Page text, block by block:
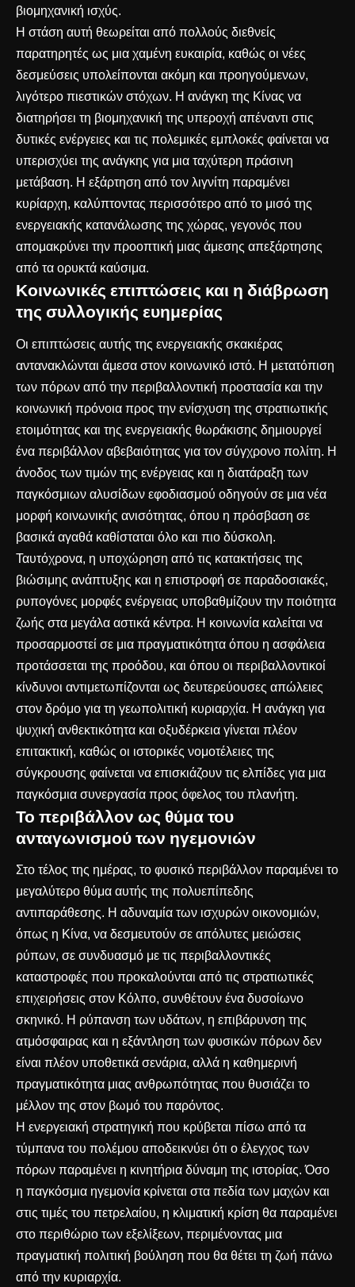
βιομηχανική ισχύς.
Η στάση αυτή θεωρείται από πολλούς διεθνείς
παρατηρητές ως μια χαμένη ευκαιρία, καθώς οι νέες
δεσμεύσεις υπολείπονται ακόμη και προηγούμενων,
λιγότερο πιεστικών στόχων. Η ανάγκη της Κίνας να
διατηρήσει τη βιομηχανική της υπεροχή απέναντι στις
δυτικές ενέργειες και τις πολεμικές εμπλοκές φαίνεται να
υπερισχύει της ανάγκης για μια ταχύτερη πράσινη
μετάβαση. Η εξάρτηση από τον λιγνίτη παραμένει
κυρίαρχη, καλύπτοντας περισσότερο από το μισό της
ενεργειακής κατανάλωσης της χώρας, γεγονός που
απομακρύνει την προοπτική μιας άμεσης απεξάρτησης
από τα ορυκτά καύσιμα.
Κοινωνικές επιπτώσεις και η διάβρωση
της συλλογικής ευημερίας
Οι επιπτώσεις αυτής της ενεργειακής σκακιέρας
αντανακλώνται άμεσα στον κοινωνικό ιστό. Η μετατόπιση
των πόρων από την περιβαλλοντική προστασία και την
κοινωνική πρόνοια προς την ενίσχυση της στρατιωτικής
ετοιμότητας και της ενεργειακής θωράκισης δημιουργεί
ένα περιβάλλον αβεβαιότητας για τον σύγχρονο πολίτη. Η
άνοδος των τιμών της ενέργειας και η διατάραξη των
παγκόσμιων αλυσίδων εφοδιασμού οδηγούν σε μια νέα
μορφή κοινωνικής ανισότητας, όπου η πρόσβαση σε
βασικά αγαθά καθίσταται όλο και πιο δύσκολη.
Ταυτόχρονα, η υποχώρηση από τις κατακτήσεις της
βιώσιμης ανάπτυξης και η επιστροφή σε παραδοσιακές,
ρυπογόνες μορφές ενέργειας υποβαθμίζουν την ποιότητα
ζωής στα μεγάλα αστικά κέντρα. Η κοινωνία καλείται να
προσαρμοστεί σε μια πραγματικότητα όπου η ασφάλεια
προτάσσεται της προόδου, και όπου οι περιβαλλοντικοί
κίνδυνοι αντιμετωπίζονται ως δευτερεύουσες απώλειες
στον δρόμο για τη γεωπολιτική κυριαρχία. Η ανάγκη για
ψυχική ανθεκτικότητα και οξυδέρκεια γίνεται πλέον
επιτακτική, καθώς οι ιστορικές νομοτέλειες της
σύγκρουσης φαίνεται να επισκιάζουν τις ελπίδες για μια
παγκόσμια συνεργασία προς όφελος του πλανήτη.
Το περιβάλλον ως θύμα του
ανταγωνισμού των ηγεμονιών
Στο τέλος της ημέρας, το φυσικό περιβάλλον παραμένει το
μεγαλύτερο θύμα αυτής της πολυεπίπεδης
αντιπαράθεσης. Η αδυναμία των ισχυρών οικονομιών,
όπως η Κίνα, να δεσμευτούν σε απόλυτες μειώσεις
ρύπων, σε συνδυασμό με τις περιβαλλοντικές
καταστροφές που προκαλούνται από τις στρατιωτικές
επιχειρήσεις στον Κόλπο, συνθέτουν ένα δυσοίωνο
σκηνικό. Η ρύπανση των υδάτων, η επιβάρυνση της
ατμόσφαιρας και η εξάντληση των φυσικών πόρων δεν
είναι πλέον υποθετικά σενάρια, αλλά η καθημερινή
πραγματικότητα μιας ανθρωπότητας που θυσιάζει το
μέλλον της στον βωμό του παρόντος.
Η ενεργειακή στρατηγική που κρύβεται πίσω από τα
τύμπανα του πολέμου αποδεικνύει ότι ο έλεγχος των
πόρων παραμένει η κινητήρια δύναμη της ιστορίας. Όσο
η παγκόσμια ηγεμονία κρίνεται στα πεδία των μαχών και
στις τιμές του πετρελαίου, η κλιματική κρίση θα παραμένει
στο περιθώριο των εξελίξεων, περιμένοντας μια
πραγματική πολιτική βούληση που θα θέτει τη ζωή πάνω
από την κυριαρχία.